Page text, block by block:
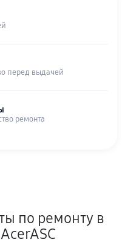
перед выдачей
ремонта
по ремонту в